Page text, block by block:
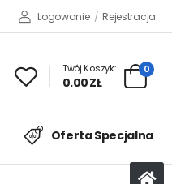
Logowanie / Rejestracja
Twój Koszyk:
0.00 ZŁ
0
Oferta Specjalna